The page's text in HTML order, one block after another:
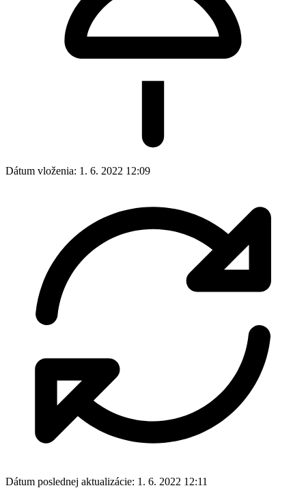
Dátum vloženia: 1. 6. 2022 12:09
Dátum poslednej aktualizácie: 1. 6. 2022 12:11